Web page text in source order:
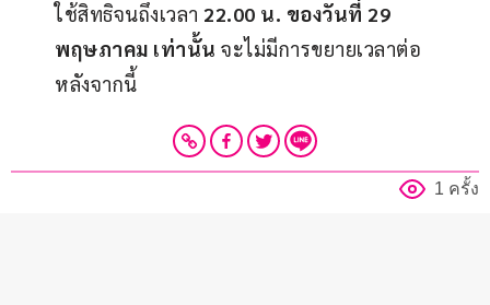
ใช้สิทธิจนถึงเวลา 22.00 น. ของวันที่ 29
พฤษภาคม เท่านั้น จะไม่มีการขยายเวลาต่อ
หลังจากนี้
1 ครั้ง